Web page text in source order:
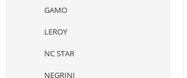
GAMO
LEROY
NC STAR
NEGRINI